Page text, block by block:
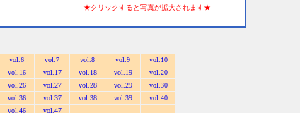
★クリックすると写真が拡大されます★
vol.6 vol.7 vol.8 vol.9
vol.10
vol.16 vol.17 vol.18 vol.19
vol.20
vol.26 vol.27 vol.28 vol.29
vol.30
vol.36 vol.37 vol.38 vol.39
vol.40
vol.46 vol.47